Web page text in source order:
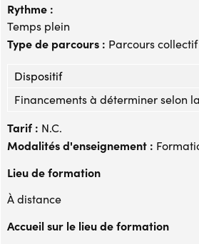
Rythme :
Temps plein
Type de parcours : Parcours collectif
Dispositif
Financements à déterminer selon
Tarif : N.C.
Modalités d'enseignement :
Lieu de formation
À distance
Accueil sur le lieu de formation